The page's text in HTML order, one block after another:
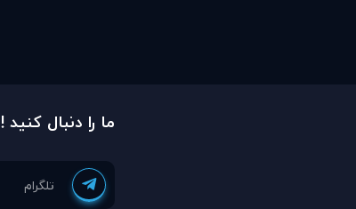
ما را دنبال کنید !